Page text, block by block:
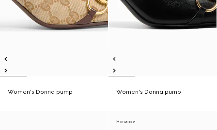
Women's Donna pump Women's Donna pump
Новинки